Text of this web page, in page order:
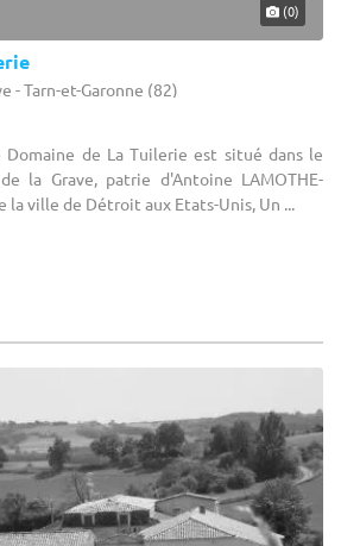
(0)
- Tarn-et-Garonne (82)
Domaine de La Tuilerie est situé dans le
la Grave, patrie d'Antoine LAMOTHE-
la ville de Détroit aux Etats-Unis, Un ...